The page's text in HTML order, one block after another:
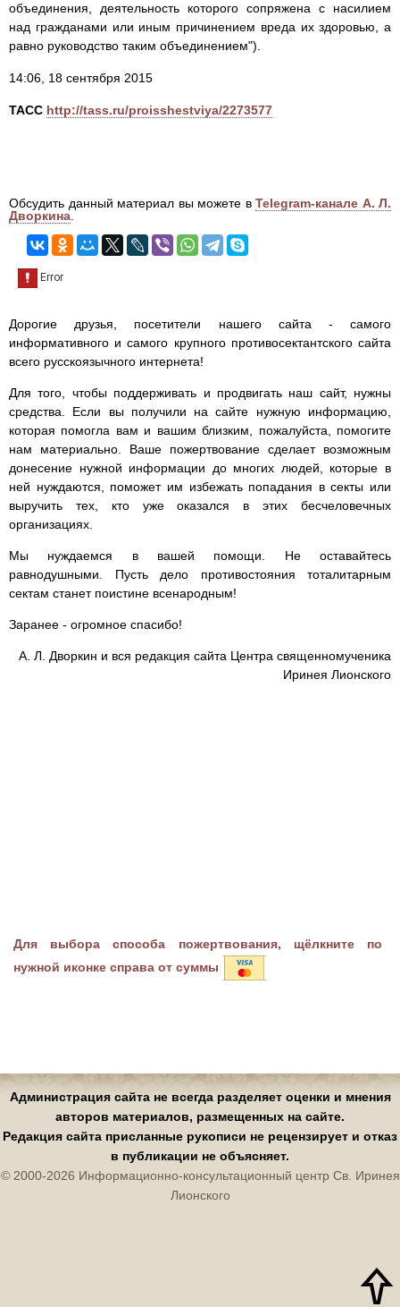
объединения, деятельность которого сопряжена с насилием
над гражданами или иным причинением вреда их здоровью, а
равно руководство таким объединением").
14:06, 18 сентября 2015
ТАСС http://tass.ru/proisshestviya/2273577
Обсудить данный материал вы можете в Telegram-канале А. Л.
Дворкина.
Дорогие друзья, посетители нашего сайта - самого
информативного и самого крупного противосектантского сайта
всего русскоязычного интернета!
Для того, чтобы поддерживать и продвигать наш сайт, нужны
средства. Если вы получили на сайте нужную информацию,
которая помогла вам и вашим близким, пожалуйста, помогите
нам материально. Ваше пожертвование сделает возможным
донесение нужной информации до многих людей, которые в
ней нуждаются, поможет им избежать попадания в секты или
выручить тех, кто уже оказался в этих бесчеловечных
организациях.
Мы нуждаемся в вашей помощи. Не оставайтесь
равнодушными. Пусть дело противостояния тоталитарным
сектам станет поистине всенародным!
Заранее - огромное спасибо!
А. Л. Дворкин и вся редакция сайта Центра священномученика
Иринея Лионского
Для выбора способа пожертвования, щёлкните по
нужной иконке справа от суммы
Администрация сайта не всегда разделяет оценки и мнения
авторов материалов, размещенных на сайте.
Редакция сайта присланные рукописи не рецензирует и отказ
в публикации не объясняет.
© 2000-2026 Информационно-консультационный центр Св. Иринея
Лионского